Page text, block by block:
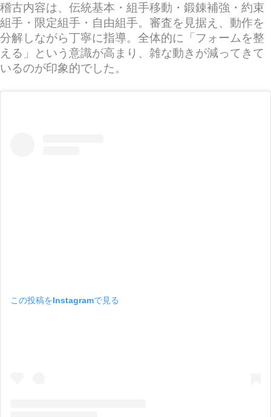
稽古内容は、伝統基本・組手移動・鍛錬補強・約束
組手・限定組手・自由組手。審査を見据え、動作を
分解しながら丁寧に指導。全体的に「フォームを整
える」という意識が高まり、雑な動きが減ってきて
いるのが印象的でした。
この投稿をInstagramで見る